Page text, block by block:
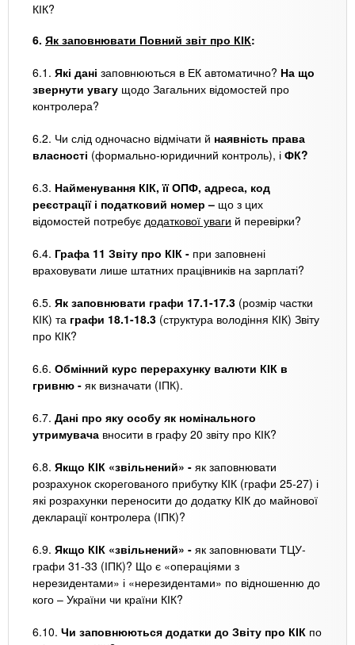
КІК?
6. Як заповнювати Повний звіт про КІК:
6.1. Які дані заповнюються в ЕК автоматично? На що
звернути увагу щодо Загальних відомостей про
контролера?
6.2. Чи слід одночасно відмічати й наявність права
власності (формально-юридичний контроль), і ФК?
6.3. Найменування КІК, її ОПФ, адреса, код
реєстрації і податковий номер – що з цих
відомостей потребує додаткової уваги й перевірки?
6.4. Графа 11 Звіту про КІК - при заповнені
враховувати лише штатних працівників на зарплаті?
6.5. Як заповнювати графи 17.1-17.3 (розмір частки
КІК) та графи 18.1-18.3 (структура володіння КІК) Звіту
про КІК?
6.6. Обмінний курс перерахунку валюти КІК в
гривню - як визначати (ІПК).
6.7. Дані про яку особу як номінального
утримувача вносити в графу 20 звіту про КІК?
6.8. Якщо КІК «звільнений» - як заповнювати
розрахунок скорегованого прибутку КІК (графи 25-27) і
які розрахунки переносити до додатку КІК до майнової
декларації контролера (ІПК)?
6.9. Якщо КІК «звільнений» - як заповнювати ТЦУ-
графи 31-33 (ІПК)? Що є «операціями з
нерезидентами» і «нерезидентами» по відношенню до
кого – України чи країни КІК?
6.10. Чи заповнюються додатки до Звіту про КІК по